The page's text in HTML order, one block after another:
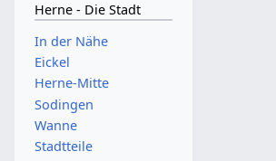
Herne - Die Stadt
In der Nähe
Eickel
Herne-Mitte
Sodingen
Wanne
Stadtteile